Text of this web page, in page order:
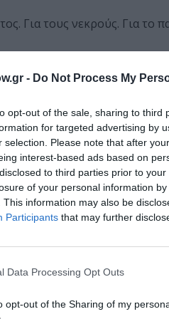
- Do Not Process My
opt-out of the sale, sharing to
for targeted advertising by
selection. Please note that after
interest-based ads based on
to third parties prior to
of your personal information
This information may also be
Participants that may further
Data Processing Opt Outs
opt-out of the Sharing of my
Για τους νεκρούς. Για το
στην απώλεια. Η
παρελθόν, αλλά σε κάθε
συνεχίζουν να χάνονται
έναν Χορό-
που στέκεται
μόνο μέρα…»
αναδεικνύοντας
και θεμελιώνει την